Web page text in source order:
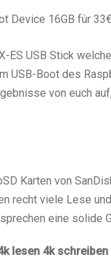
Device 16GB für 33€
USB Stick
USB-Boot des
von euch
Karten von
recht viele Lese
eine solide
lesen 4k schreiben